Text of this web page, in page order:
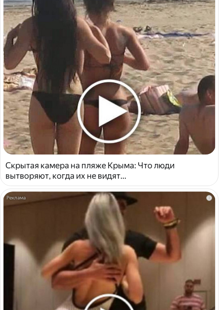
Скрытая камера на пляже Крыма: Что люди
вытворяют, когда их не видят...
i